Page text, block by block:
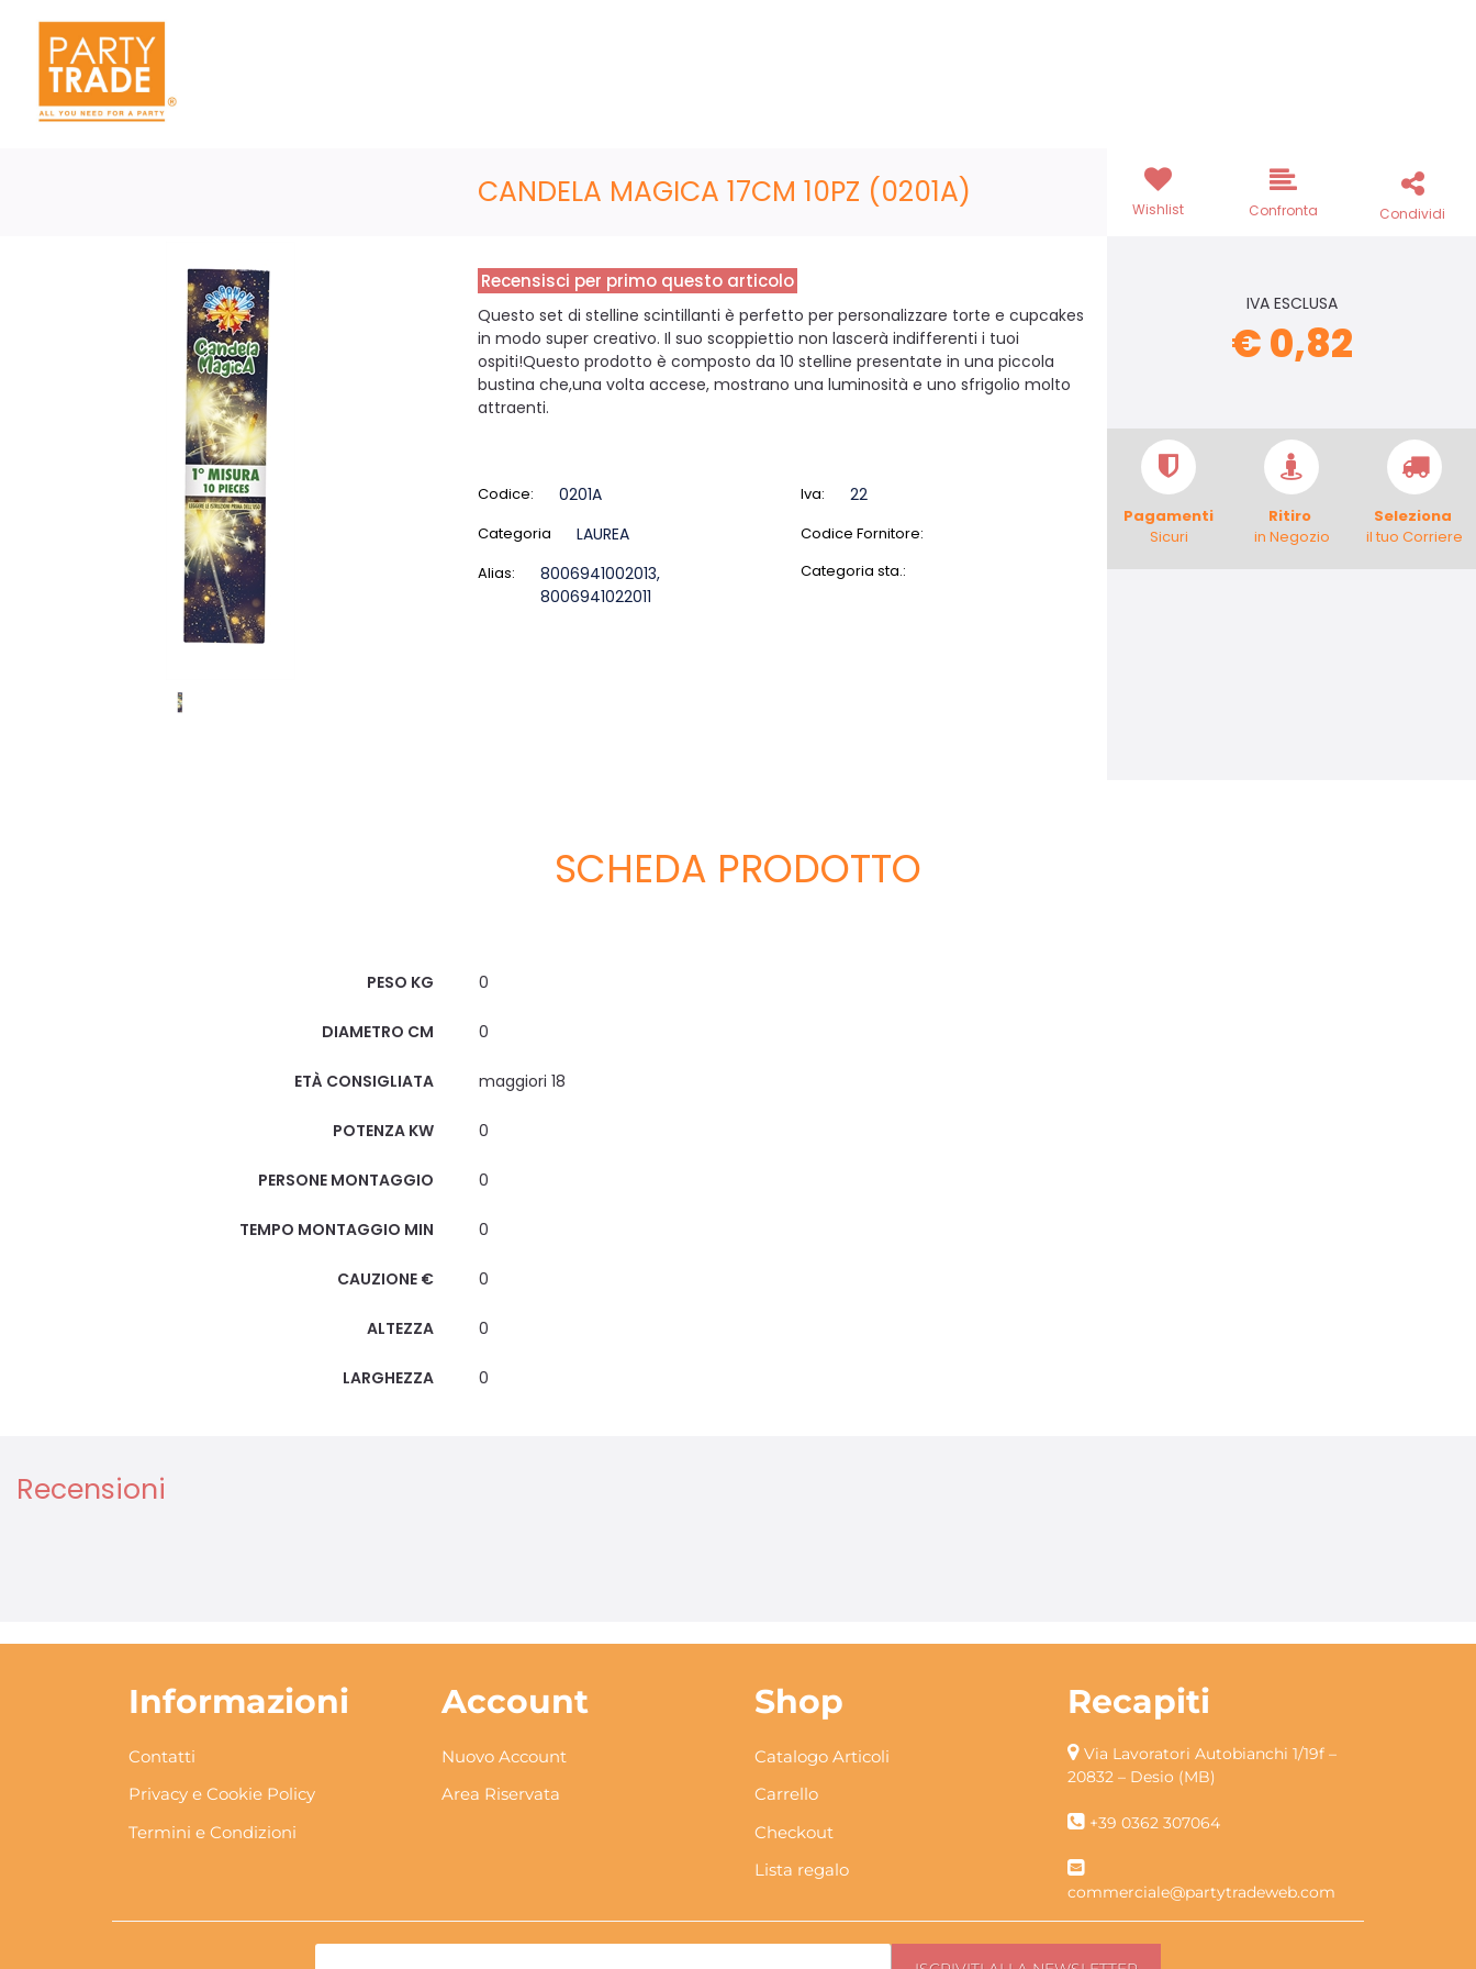
CANDELA MAGICA 17CM 10PZ (0201A)
Recensisci per primo questo articolo
Questo set di stelline scintillanti è perfetto per personalizzare torte e cupcakes
in modo super creativo. Il suo scoppiettio non lascerà indifferenti i tuoi
ospiti!Questo prodotto è composto da 10 stelline presentate in una piccola
bustina che,una volta accese, mostrano una luminosità e uno sfrigolio molto
attraenti.
Codice: 0201A
Categoria LAUREA
Alias:
8006941002013,
8006941022011
Iva: 22
Codice Fornitore:
Categoria sta.:
Wishlist Confronta Condividi
IVA ESCLUSA
€ 0,82
Pagamenti
Sicuri
Ritiro
in Negozio
Seleziona
il tuo Corriere
SCHEDA PRODOTTO
PESO KG 0
DIAMETRO CM 0
ETÀ CONSIGLIATA maggiori 18
POTENZA KW 0
PERSONE MONTAGGIO 0
TEMPO MONTAGGIO MIN 0
CAUZIONE € 0
ALTEZZA 0
LARGHEZZA 0
Recensioni
Informazioni
Contatti
Privacy e Cookie Policy
Termini e Condizioni
Account
Nuovo Account
Area Riservata
Shop
Catalogo Articoli
Carrello
Checkout
Lista regalo
Recapiti
Via Lavoratori Autobianchi 1/19f –
20832 – Desio (MB)
+39 0362 307064
commerciale@partytradeweb.com